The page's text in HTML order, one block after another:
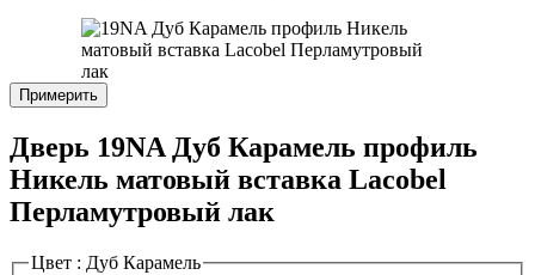
Примерить
Дверь 19NA Дуб Карамель профиль
Никель матовый вставка Lacobel
Перламутровый лак
Цвет : Дуб Карамель